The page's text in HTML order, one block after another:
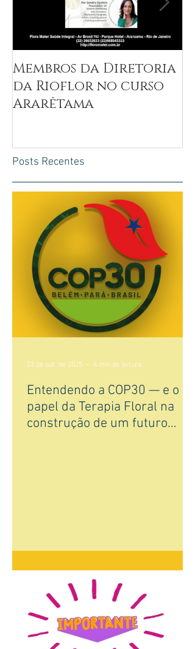
Membros da Diretoria
da Rioflor no curso
Ararêtama
Posts Recentes
Entendendo a COP30 — e o
papel da Terapia Floral na
construção de um futuro
23 de out. de 2025 4 min de leitura